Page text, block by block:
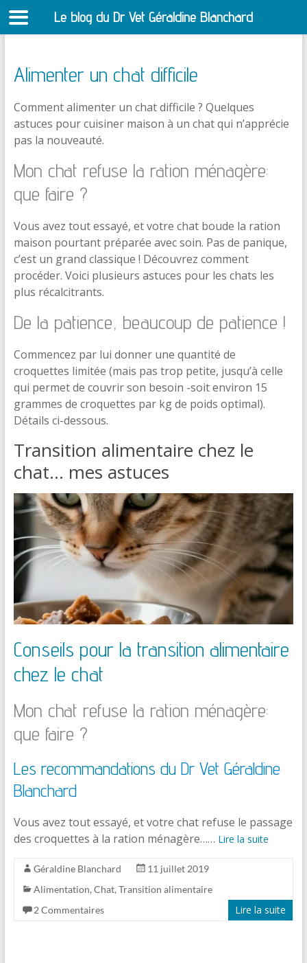
Alimenter un chat difficile
Comment alimenter un chat difficile ? Quelques
astuces pour cuisiner maison à un chat qui n’apprécie
pas la nouveauté.
Mon chat refuse la ration ménagère:
que faire ?
Vous avez tout essayé, et votre chat boude la ration
maison pourtant préparée avec soin. Pas de panique,
c’est un grand classique ! Découvrez comment
procéder. Voici plusieurs astuces pour les chats les
plus récalcitrants.
De la patience, beaucoup de patience !
Commencez par lui donner une quantité de
croquettes limitée (mais pas trop petite, jusqu’à celle
qui permet de couvrir son besoin -soit environ 15
grammes de croquettes par kg de poids optimal).
Détails ci-dessous.
Transition alimentaire chez le
chat… mes astuces
Conseils pour la transition alimentaire
chez le chat
Mon chat refuse la ration ménagère:
que faire ?
Les recommandations du Dr Vet Géraldine
Blanchard
Vous avez tout essayé, et votre chat refuse le passage
des croquettes à la ration ménagère…… Lire la suite
Géraldine Blanchard
11 juillet 2019
Alimentation, Chat, Transition alimentaire
2 Commentaires
Lire la suite
Le blog du Dr Vet Géraldine Blanchard